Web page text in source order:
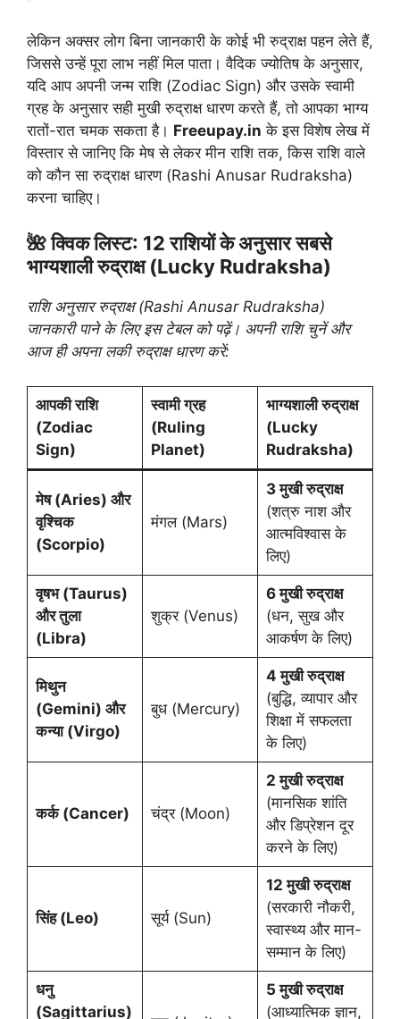
लेकिन अक्सर लोग बिना जानकारी के कोई भी रुद्राक्ष पहन लेते हैं,
जिससे उन्हें पूरा लाभ नहीं मिल पाता। वैदिक ज्योतिष के अनुसार,
यदि आप अपनी जन्म राशि (Zodiac Sign) और उसके स्वामी
ग्रह के अनुसार सही मुखी रुद्राक्ष धारण करते हैं, तो आपका भाग्य
रातों-रात चमक सकता है। Freeupay.in के इस विशेष लेख में
विस्तार से जानिए कि मेष से लेकर मीन राशि तक, किस राशि वाले
को कौन सा रुद्राक्ष धारण (Rashi Anusar Rudraksha)
करना चाहिए।
🌺 क्विक लिस्ट: 12 राशियों के अनुसार सबसे
भाग्यशाली रुद्राक्ष (Lucky Rudraksha)
राशि अनुसार रुद्राक्ष (Rashi Anusar Rudraksha)
जानकारी पाने के लिए इस टेबल को पढ़ें। अपनी राशि चुनें और
आज ही अपना लकी रुद्राक्ष धारण करें:
आपकी राशि
(Zodiac
Sign)
स्वामी ग्रह
(Ruling
Planet)
भाग्यशाली रुद्राक्ष
(Lucky
Rudraksha)
मेष (Aries) और
वृश्चिक
(Scorpio)
मंगल (Mars)
3 मुखी रुद्राक्ष
(शत्रु नाश और
आत्मविश्वास के
लिए)
वृषभ (Taurus)
और तुला
(Libra)
शुक्र (Venus)
6 मुखी रुद्राक्ष
(धन, सुख और
आकर्षण के लिए)
मिथुन
(Gemini) और
कन्या (Virgo)
बुध (Mercury)
4 मुखी रुद्राक्ष
(बुद्धि, व्यापार और
शिक्षा में सफलता
के लिए)
कर्क (Cancer) चंद्र (Moon)
2 मुखी रुद्राक्ष
(मानसिक शांति
और डिप्रेशन दूर
करने के लिए)
सिंह (Leo) सूर्य (Sun)
12 मुखी रुद्राक्ष
(सरकारी नौकरी,
स्वास्थ्य और मान-
सम्मान के लिए)
धनु
(Sagittarius)
5 मुखी रुद्राक्ष
(आध्यात्मिक ज्ञान,